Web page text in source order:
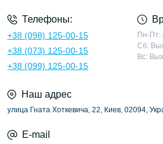
Телефоны:
+38 (098) 125-00-15
+38 (073) 125-00-15
+38 (099) 125-00-15
Пн-Пт:
Сб:
Вс:
Наш адрес
улица Гната Хоткевича, 22, Киев, 02094,
E-mail